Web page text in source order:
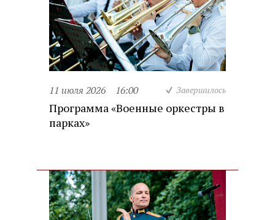
11 июля 2026 16:00 Завершилось
Программа «Военные оркестры в
парках»